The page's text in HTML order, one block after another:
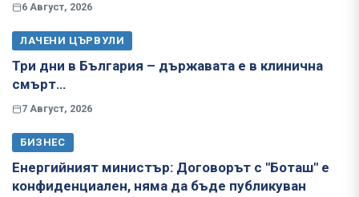
6 Август, 2026
ЛАЧЕНИ ЦЪРВУЛИ
Три дни в България – държавата е в клинична
смърт…
7 Август, 2026
БИЗНЕС
Енергийният министър: Договорът с "Боташ" е
конфиденциален, няма да бъде публикуван